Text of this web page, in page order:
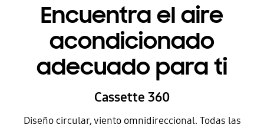
Encuentra el aire
acondicionado
adecuado para ti
Cassette 360
Diseño circular, viento omnidireccional. Todas las